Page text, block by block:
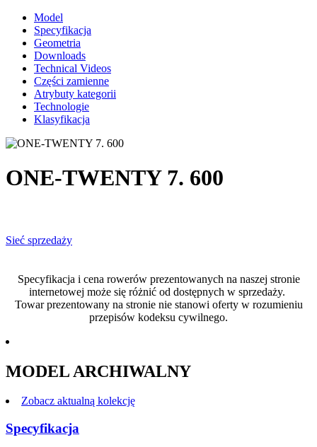
Model
Specyfikacja
Geometria
Downloads
Technical Videos
Części zamienne
Atrybuty kategorii
Technologie
Klasyfikacja
ONE-TWENTY 7. 600
Sieć sprzedaży
Specyfikacja i cena rowerów prezentowanych na naszej stronie
internetowej może się różnić od dostępnych w sprzedaży.
Towar prezentowany na stronie nie stanowi oferty w rozumieniu
przepisów kodeksu cywilnego.
MODEL ARCHIWALNY
Zobacz aktualną kolekcję
Specyfikacja